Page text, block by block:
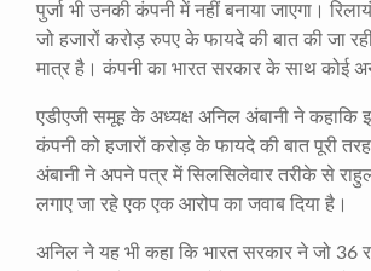
पुर्जा भी उनकी कंपनी में नहीं बनाया जाएगा।
जो हजारों करोड़ रुपए के फायदे की बात की जा
मात्र है। कंपनी का भारत सरकार के साथ कोई
एडीएजी समूह के अध्यक्ष अनिल अंबानी ने कहाकि
कंपनी को हजारों करोड़ के फायदे की बात पूरी
अंबानी ने अपने पत्र में सिलसिलेवार तरीके से
लगाए जा रहे एक एक आरोप का जवाब दिया है।
अनिल ने यह भी कहा कि भारत सरकार ने जो 36